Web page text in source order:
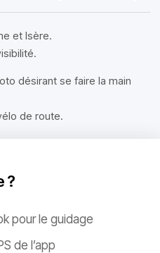
et Isère.
désirant se faire la main
de route.
?
pour le guidage
de l’app